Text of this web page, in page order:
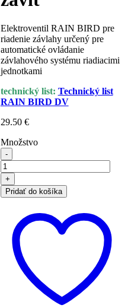
Elektroventil RAIN BIRD pre
riadenie závlahy určený pre
automatické ovládanie
závlahového systému riadiacimi
jednotkami
technický list: Technický list
RAIN BIRD DV
29.50 €
Množstvo
množstvo
Elektroventil
RAIN
BIRD
100-
MM
1"
-
vonkajší
závit
Pridať do košíka